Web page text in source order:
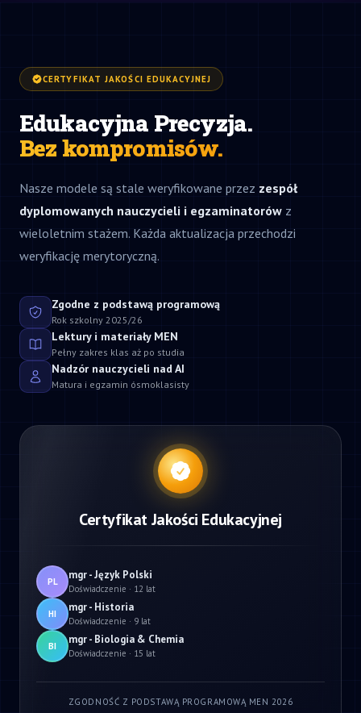
CERTYFIKAT JAKOŚCI EDUKACYJNEJ
Edukacyjna Precyzja.
Bez kompromisów.
Nasze modele są stale weryfikowane przez zespół
dyplomowanych nauczycieli i egzaminatorów z
wieloletnim stażem. Każda aktualizacja przechodzi
weryfikację merytoryczną.
Zgodne z podstawą programową
Rok szkolny 2025/26
Lektury i materiały MEN
Pełny zakres klas aż po studia
Nadzór nauczycieli nad AI
Matura i egzamin ósmoklasisty
Certyfikat Jakości Edukacyjnej
PL mgr - Język Polski
Doświadczenie · 12 lat
HI mgr - Historia
Doświadczenie · 9 lat
BI mgr - Biologia & Chemia
Doświadczenie · 15 lat
ZGODNOŚĆ Z PODSTAWĄ PROGRAMOWĄ MEN 2026